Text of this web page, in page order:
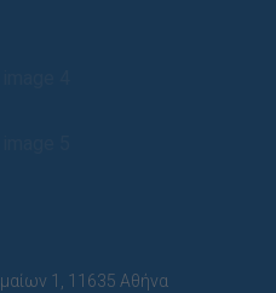
1, 11635 Αθήνα